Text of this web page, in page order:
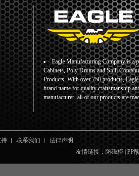
Eagle Manufacturing Company is a
Cabinets, Poly Drums and Spill
Products. With over 750 products,
brand name for quality craftsmanship
manufacturer, all of our products are
联系我们
法律声明
友情链接： 防磁柜 PP